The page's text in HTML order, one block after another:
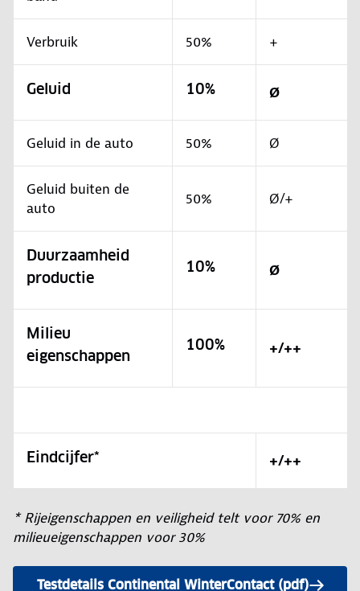
Verbruik 50% +
Geluid 10% Ø
Geluid in de auto 50% Ø
Geluid buiten de
auto
50% Ø/+
Duurzaamheid
productie
10% Ø
Milieu
eigenschappen
100% +/++
Eindcijfer* +/++
* Rijeigenschappen en veiligheid telt voor 70% en
milieueigenschappen voor 30%
Testdetails Continental WinterContact (pdf)